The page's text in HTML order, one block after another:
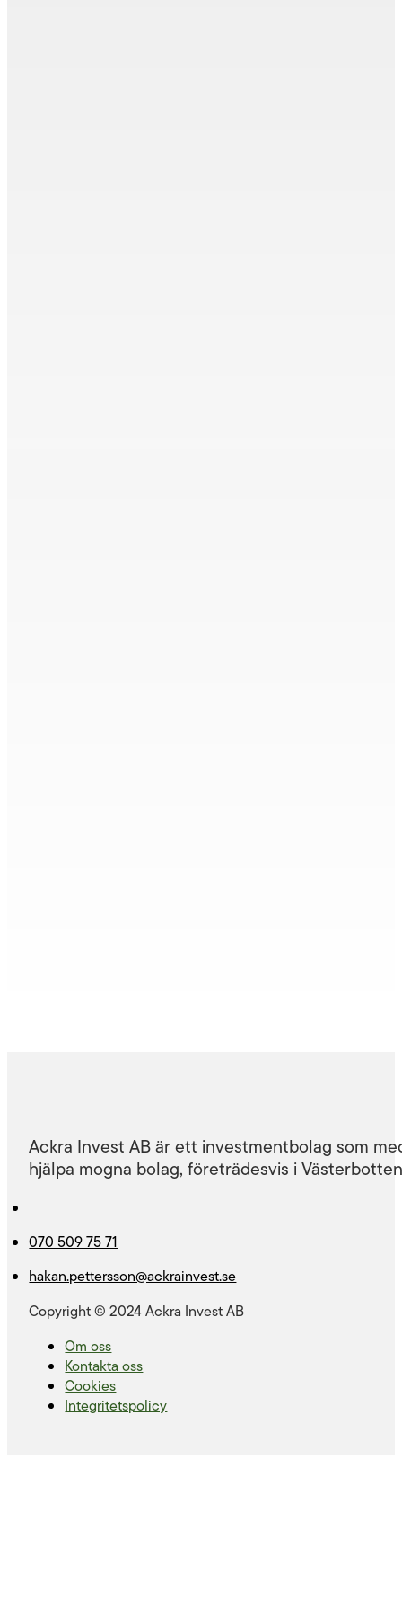
Ackra Invest AB är ett investmentbolag som
hjälpa mogna bolag, företrädesvis i
070 509 75 71
hakan.pettersson@ackrainvest.se
Copyright © 2024 Ackra Invest AB
Om oss
Kontakta oss
Cookies
Integritetspolicy